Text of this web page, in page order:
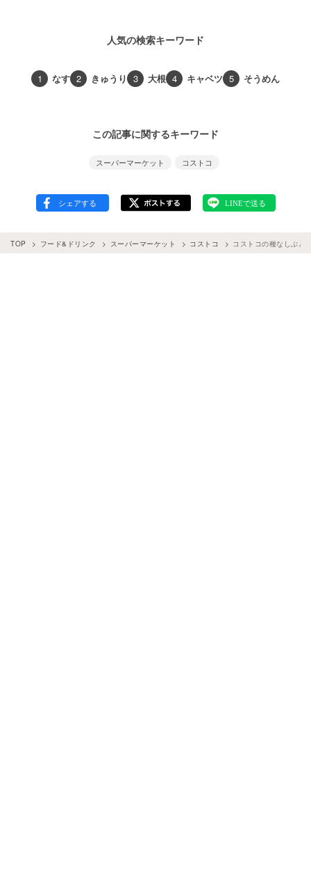
人気の検索キーワード
1 なす 2 きゅうり 3 大根 4 キャベツ 5 そうめん
この記事に関するキーワード
スーパーマーケット コストコ
TOP フード&ドリンク スーパーマーケット コストコ コストコの種なしぶど